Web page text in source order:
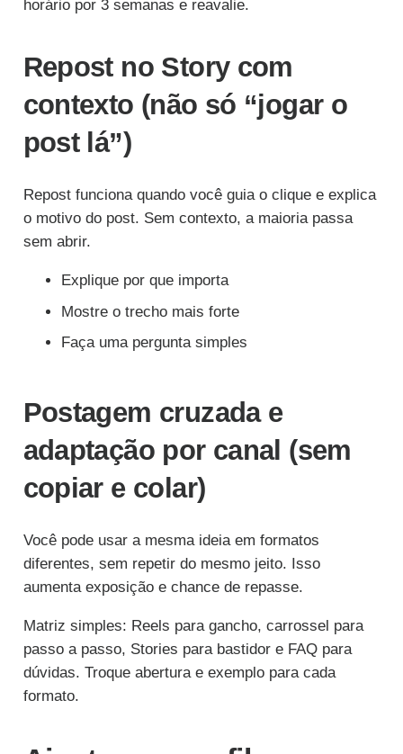
horário por 3 semanas e reavalie.
Repost no Story com
contexto (não só “jogar o
post lá”)
Repost funciona quando você guia o clique e explica
o motivo do post. Sem contexto, a maioria passa
sem abrir.
Explique por que importa
Mostre o trecho mais forte
Faça uma pergunta simples
Postagem cruzada e
adaptação por canal (sem
copiar e colar)
Você pode usar a mesma ideia em formatos
diferentes, sem repetir do mesmo jeito. Isso
aumenta exposição e chance de repasse.
Matriz simples: Reels para gancho, carrossel para
passo a passo, Stories para bastidor e FAQ para
dúvidas. Troque abertura e exemplo para cada
formato.